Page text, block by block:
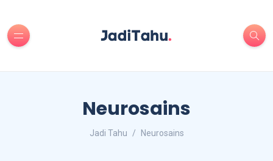
Neurosains
Jadi Tahu Neurosains